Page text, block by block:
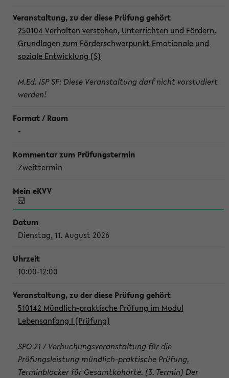
250104 Verhalten verstehen, Unterrichten und Fördern.
Grundlagen zum Förderschwerpunkt Emotionale und
soziale Entwicklung (S)
M.Ed. ISP SF: Diese Veranstaltung darf nicht vorstudiert
werden!
-
Zweittermin
Dienstag, 11. August 2026
10:00-12:00
510142 Mündlich-praktische Prüfung im Modul
Lebensanfang I (Prüfung)
SPO 21 / Verbuchungsveranstaltung für die
Prüfungsleistung mündlich-praktische Prüfung,
Terminblocker für Gesamtkohorte. (3. Termin) Der